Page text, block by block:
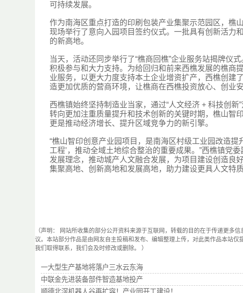
可持续发展。
作为南海区重点打造的印刷包装产业集聚示范园区，樵
现场举行了意向入园项目签约仪式。一批具有创新活力
的新高地。
当天，活动还同步举行了“樵商回樵”企业服务站揭牌仪
积极参与和大力支持。为给回归和前来西樵发展的樵商
业服务，以更大力度支持本土企业增资扩产，西樵创建
造更加优质的营商环境，让樵商在西樵投资放心、创业
西樵镇始终坚持制造业当家，通过“人文经济 + 科技创
转向更加注重质量提升和技术创新的关键时期，樵山智
更是推动经济增长、提升区域竞争力的新引擎。
“樵山智印创意产业园项目，是南海区村级工业园改造
工程’，推动全域土地综合整治的重要成果。”西樵镇党
发展理念，推动城产人文融合发展，为项目建设创造良
集聚高地、创新高地和发展高地，助力建设更具人文特
（声明： 网站所收集的部分公开资料来源于互联网，转载的目的在于传递更多
议。本站部分作品是由网友自主投稿和发布、编辑整理上传，对此类作品本站
我们取得联系，我们会及时修改或删除。 ）
一大型生产基地将落户三水云东海
中联金先进装备部件智造基地投产